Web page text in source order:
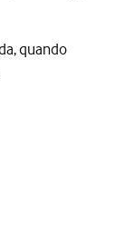
quando